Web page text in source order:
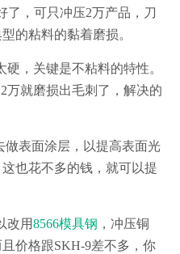
了，可只冲压2万产品，刀
的粘料的黏着磨损。
，关键是不粘料的特性。
万就磨损出毛刺了，解决的
做表面涂层，以提高表面光
也花不多的钱，就可以提
改用8566模具钢 ，冲压铜
价格跟SKH-9差不多，你